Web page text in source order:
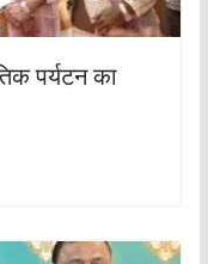
पर्यटन का